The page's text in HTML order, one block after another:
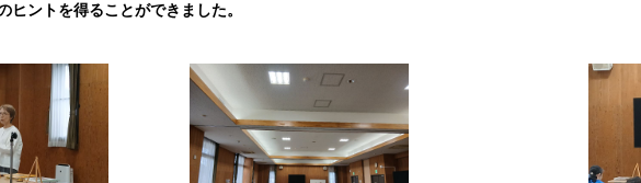
ヒントを得ることができました。